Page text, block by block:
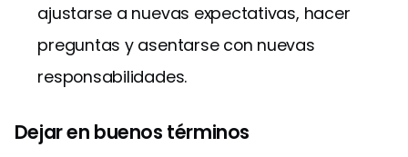
ajustarse a nuevas expectativas, hacer
preguntas y asentarse con nuevas
responsabilidades.
Dejar en buenos términos